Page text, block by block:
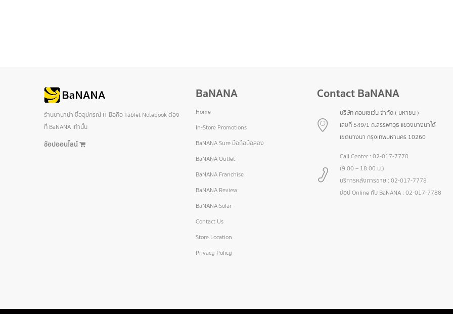
ร้านบานาน่า ซื้ออุปกรณ์ IT มือถือ Tablet Notebook ต้อง
ที่ BaNANA เท่านั้น
ช้อปออนไลน์
BaNANA
Home
In-Store Promotions
BaNANA Sure มือถือมือสอง
BaNANA Outlet
BaNANA Franchise
BaNANA Review
BaNANA Solar
Contact Us
Store Location
Privacy Policy
Contact BaNANA
บริษัท คอมเซเว่น จำกัด ( มหาชน )
เลขที่ 549/1 ถ.สรรพาวุธ แขวงบางนาใต้
เขตบางนา กรุงเทพมหานคร 10260
Call Center : 02-017-7770
(9.00 – 18.00 น.)
บริการหลังการขาย : 02-017-7778
ช้อป Online กับ BaNANA : 02-017-7788